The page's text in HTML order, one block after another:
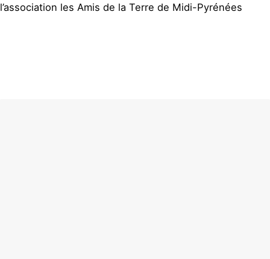
l’association les Amis de la Terre de Midi-Pyrénées